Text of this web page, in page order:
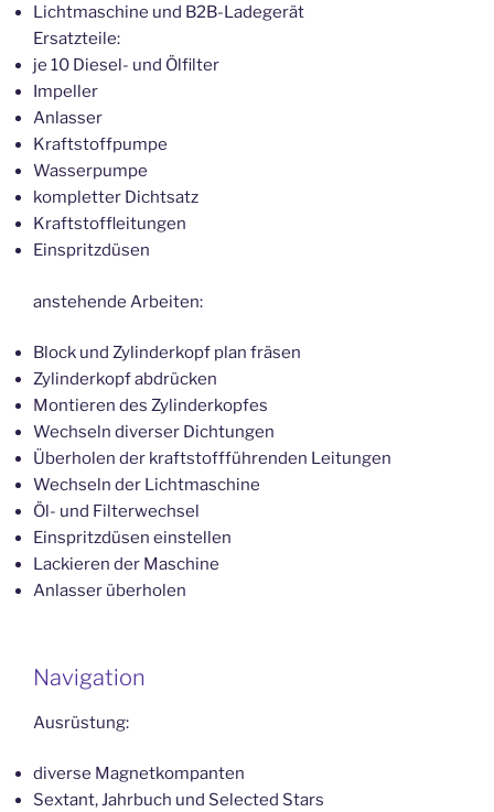
Lichtmaschine und B2B-Ladegerät
Ersatzteile:
je 10 Diesel- und Ölfilter
Impeller
Anlasser
Kraftstoffpumpe
Wasserpumpe
kompletter Dichtsatz
Kraftstoffleitungen
Einspritzdüsen
anstehende Arbeiten:
Block und Zylinderkopf plan fräsen
Zylinderkopf abdrücken
Montieren des Zylinderkopfes
Wechseln diverser Dichtungen
Überholen der kraftstoffführenden Leitungen
Wechseln der Lichtmaschine
Öl- und Filterwechsel
Einspritzdüsen einstellen
Lackieren der Maschine
Anlasser überholen
Navigation
Ausrüstung:
diverse Magnetkompanten
Sextant, Jahrbuch und Selected Stars